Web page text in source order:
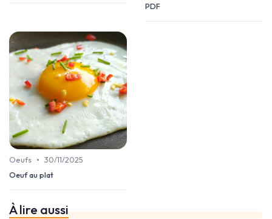
PDF
Oeufs • 30/11/2025
Oeuf au plat
À lire aussi